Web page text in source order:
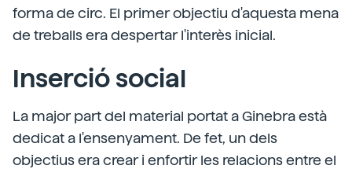
forma de circ. El primer objectiu d'aquesta mena
de treballs era despertar l'interès inicial.
Inserció social
La major part del material portat a Ginebra està
dedicat a l'ensenyament. De fet, un dels
objectius era crear i enfortir les relacions entre el